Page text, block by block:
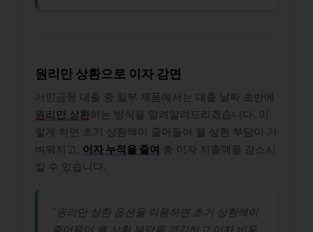
원리만 상환으로 이자 감면
서민금융 대출 중 일부 제품에서는 대출 날짜 초반에
원리만 상환하는 방식을 알려알려드리겠습니다. 이
렇게 하면 초기 상환액이 줄어들어 월 상환 부담이 가
벼워지고, 이자 누적을 줄여 총 이자 지출액을 감소시
킬 수 있습니다.
“원리만 상환 옵션을 이용하면 초기 상환액이